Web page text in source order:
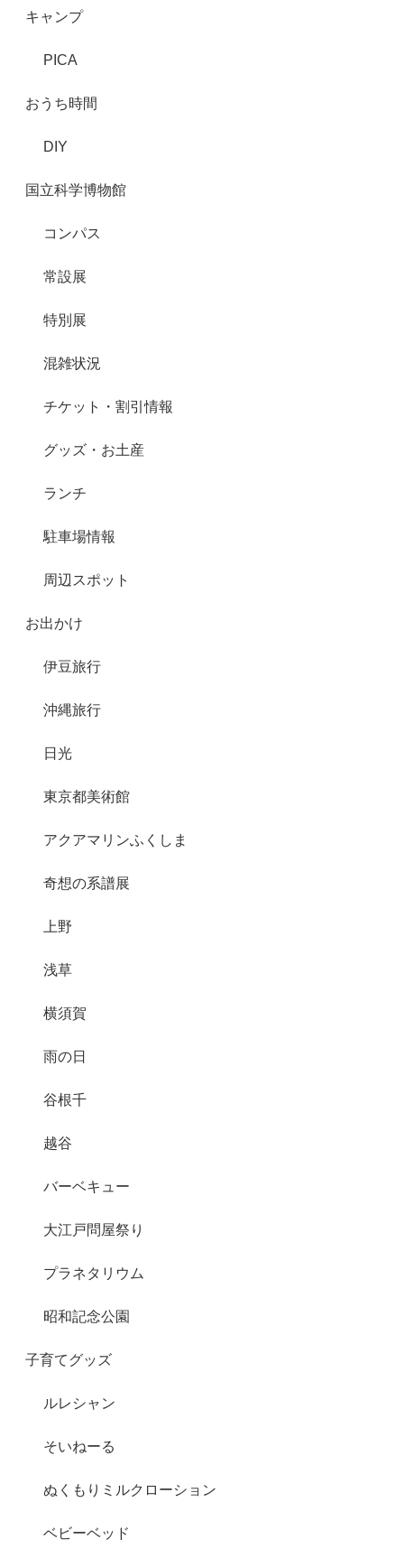
キャンプ
PICA
おうち時間
DIY
国立科学博物館
コンパス
常設展
特別展
混雑状況
チケット・割引情報
グッズ・お土産
ランチ
駐車場情報
周辺スポット
お出かけ
伊豆旅行
沖縄旅行
日光
東京都美術館
アクアマリンふくしま
奇想の系譜展
上野
浅草
横須賀
雨の日
谷根千
越谷
バーベキュー
大江戸問屋祭り
プラネタリウム
昭和記念公園
子育てグッズ
ルレシャン
そいねーる
ぬくもりミルクローション
ベビーベッド